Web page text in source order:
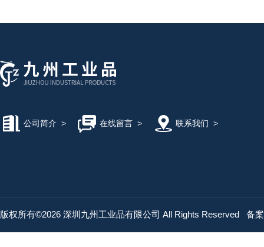
公司简介 > 在线留言> 联系我们 >
版权所有©2026 深圳九州工业品有限公司 All Rights Reserved 备